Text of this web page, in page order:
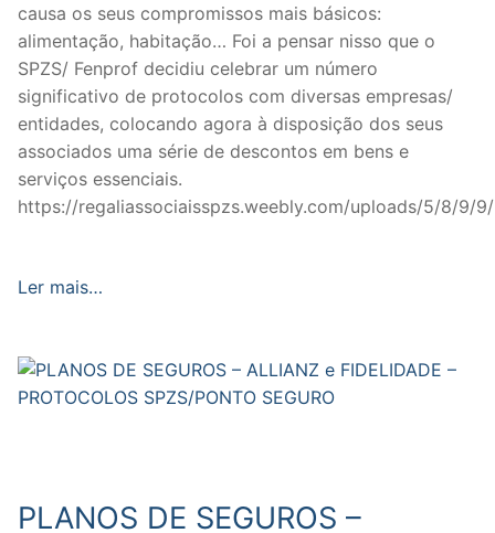
causa os seus compromissos mais básicos:
alimentação, habitação… Foi a pensar nisso que o
SPZS/ Fenprof decidiu celebrar um número
significativo de protocolos com diversas empresas/
entidades, colocando agora à disposição dos seus
associados uma série de descontos em bens e
serviços essenciais.
https://regaliassociaisspzs.weebly.com/uploads/5/8/9/9/
Ler mais…
PLANOS DE SEGUROS –